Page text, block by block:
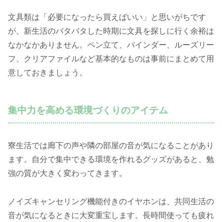
文具類は「必要になったら買えばいい」と思いがちです
が、新生活のバタバタした時期に文具を探しに行く余裕は
なかなかありません。ペン立て、バインダー、ルーズリー
フ、クリアファイルなど基本的なものは事前にまとめて用
意しておきましょう。
集中力を高める環境づくりのアイテム
寮生活では廊下の声や隣の部屋の音が気になることがあり
ます。自分で集中できる環境を作れるグッズがあると、勉
強の質が大きく変わってきます。
ノイズキャンセリング機能付きのイヤホンは、共同生活の
音が気になるときに大変重宝します。長時間使っても疲れ